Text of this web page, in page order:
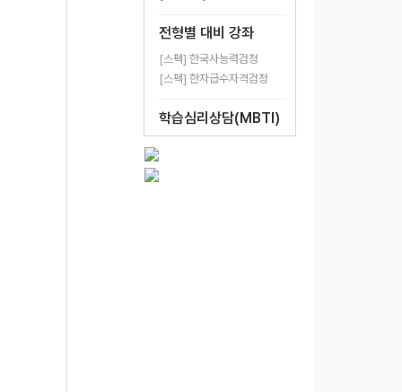
전형별 대비 강좌
[스펙] 한국사능력검정
[스펙] 한자급수자격검정
학습심리상담(MBTI)